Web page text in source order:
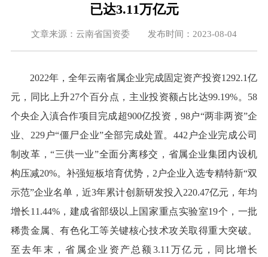
已达3.11万亿元
文章来源：云南省国资委 发布时间：2023-08-04
2022年，全年云南省属企业完成固定资产投资1292.1亿
元，同比上升27个百分点，主业投资额占比达99.19%。58
个央企入滇合作项目完成超900亿投资，98户“两非两资”企
业、229户“僵尸企业”全部完成处置。442户企业完成公司
制改革，“三供一业”全面分离移交，省属企业集团内设机
构压减20%。补强短板培育优势，2户企业入选专精特新“双
示范”企业名单，近3年累计创新研发投入220.47亿元，年均
增长11.44%，建成省部级以上国家重点实验室19个，一批
稀贵金属、有色化工等关键核心技术攻关取得重大突破。
至去年末，省属企业资产总额3.11万亿元，同比增长